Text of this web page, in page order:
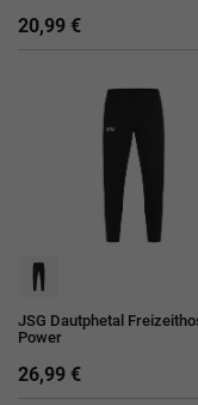
20,99 €
JSG Dautphetal
Power
26,99 €